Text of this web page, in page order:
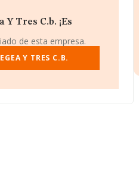
Tres C.b. ¡Es
de esta empresa.
Y TRES C.B.